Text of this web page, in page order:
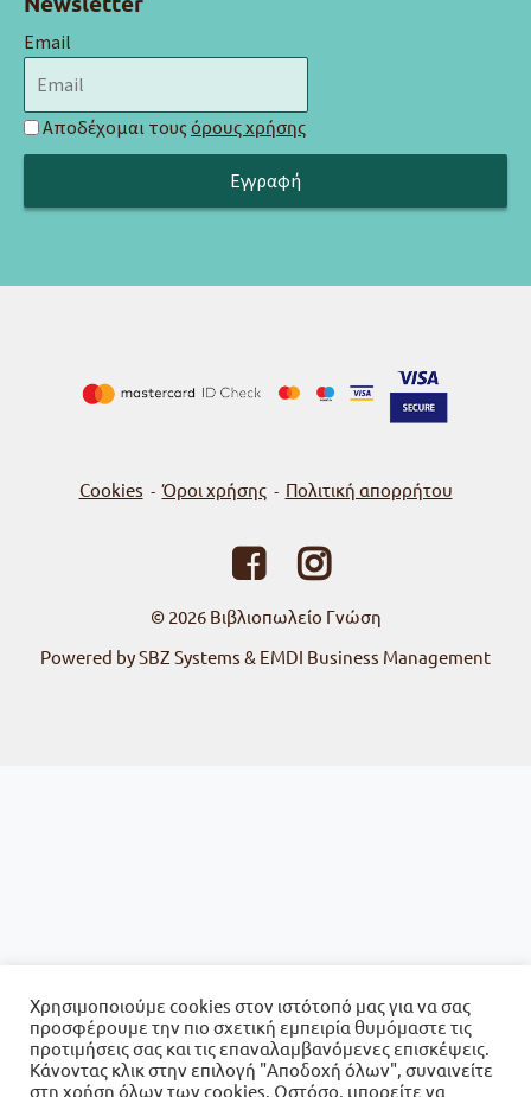
Email
Αποδέχομαι τους όρους χρήσης
Cookies - Όροι χρήσης - Πολιτική απορρήτου
© 2026 Βιβλιοπωλείο Γνώση
Powered by SBZ Systems & EMDI Business Management
Χρησιμοποιούμε cookies στον ιστότοπό μας για να σας
προσφέρουμε την πιο σχετική εμπειρία θυμόμαστε τις
προτιμήσεις σας και τις επαναλαμβανόμενες επισκέψεις.
Κάνοντας κλικ στην επιλογή "Αποδοχή όλων", συναινείτε
στη χρήση όλων των cookies. Ωστόσο, μπορείτε να